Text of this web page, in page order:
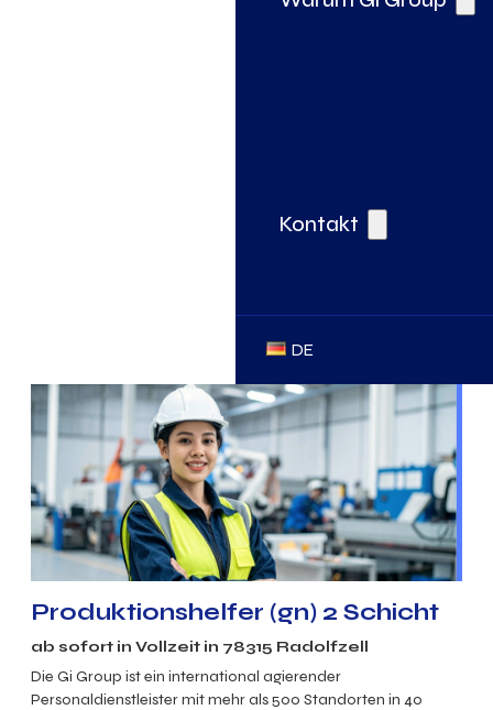
Kontakt
DE
Produktionshelfer (gn) 2 Schicht
ab sofort in Vollzeit in 78315 Radolfzell
Die Gi Group ist ein international agierender
Personaldienstleister mit mehr als 500 Standorten in 40